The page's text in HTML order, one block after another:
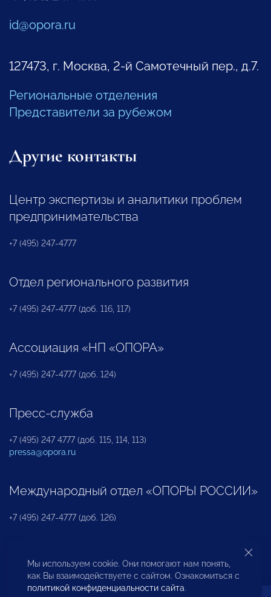
id@opora.ru
127473, г. Москва, 2-й Самотечный пер., д.7.
Региональные отделения
Представители за рубежом
Другие контакты
Центр экспертизы и аналитики проблем
предпринимательства
+7 (495) 247-4777
Отдел регионального развития
+7 (495) 247-4777 (доб. 116, 117)
Ассоциация «НП «ОПОРА»
+7 (495) 247-4777 (доб. 124)
Пресс-служба
+7 (495) 247 4777 (доб. 115, 114, 113)
pressa@opora.ru
Международный отдел «ОПОРЫ РОССИИ»
+7 (495) 247-4777 (доб. 126)
Бюро по защите прав предпринимателей и
инвесторов
Мы используем cookie. Они помогают нам понять,
как Вы взаимодействуете с сайтом. Ознакомиться с
политикой конфиденциальности сайта.